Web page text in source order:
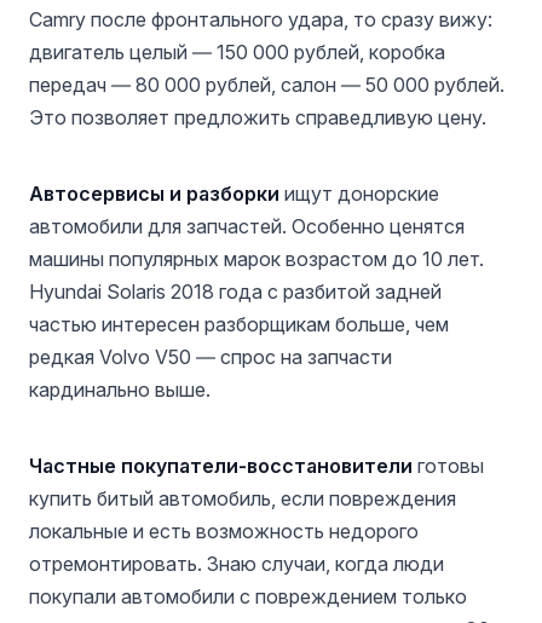
Camry после фронтального удара, то сразу вижу:
двигатель целый — 150 000 рублей, коробка
передач — 80 000 рублей, салон — 50 000 рублей.
Это позволяет предложить справедливую цену.
Автосервисы и разборки ищут донорские
автомобили для запчастей. Особенно ценятся
машины популярных марок возрастом до 10 лет.
Hyundai Solaris 2018 года с разбитой задней
частью интересен разборщикам больше, чем
редкая Volvo V50 — спрос на запчасти
кардинально выше.
Частные покупатели-восстановители готовы
купить битый автомобиль, если повреждения
локальные и есть возможность недорого
отремонтировать. Знаю случаи, когда люди
покупали автомобили с повреждением только